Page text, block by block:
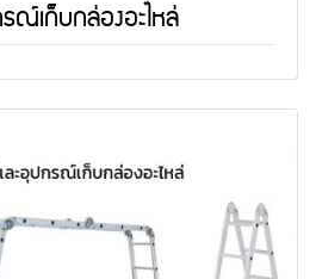
ณ์เก็บกล่องอะไหล่